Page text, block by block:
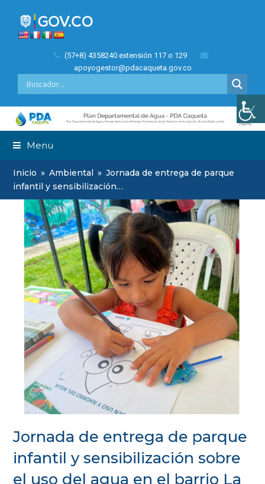
(57+8) 4358240 extensión 117 o 129
apoyogestor@pdacaqueta.gov.co
Menu
Inicio » Ambiental » Jornada de entrega de parque
infantil y sensibilización…
Jornada de entrega de parque
infantil y sensibilización sobre
el uso del agua en el barrio La